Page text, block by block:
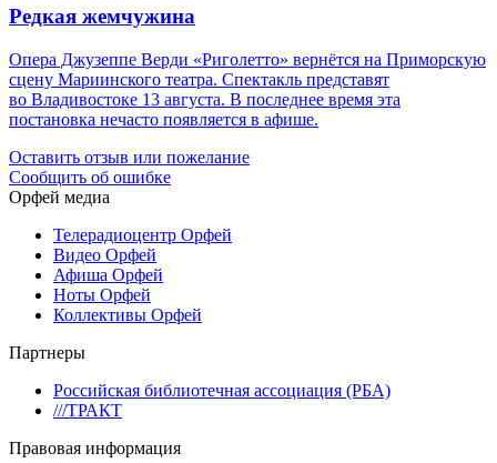
Редкая жемчужина
Опера Джузеппе Верди «Риголетто» вернётся на Приморскую
сцену Мариинского театра. Спектакль представят
во Владивостоке 13 августа. В последнее время эта
постановка нечасто появляется в афише.
Оставить отзыв или пожелание
Сообщить об ошибке
Орфей медиа
Телерадиоцентр Орфей
Видео Орфей
Афиша Орфей
Ноты Орфей
Коллективы Орфей
Партнеры
Российская библиотечная ассоциация (РБА)
///ТРАКТ
Правовая информация